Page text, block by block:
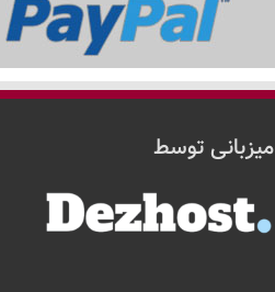
میزبانی توسط